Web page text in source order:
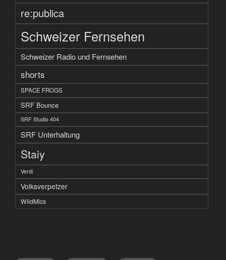
re:publica
Schweizer Fernsehen
Schweizer Radio und Fernsehen
shorts
SPACE FROGS
SRF Bounce
SRF Studio 404
SRF Unterhaltung
Staiy
Verdi
Volksverpetzer
WildMics